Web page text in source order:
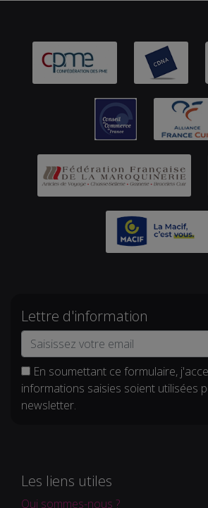
Lettre d'information
En soumettant ce formulaire,
informations saisies soient utilisées
newsletter.
Les liens utiles
Qui sommes-nous ?